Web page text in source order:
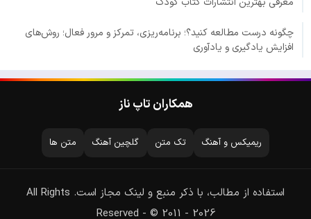
چگونه درست مطالعه کنید؟؛ برنامه‌ریزی، تمرکز و مرور فعال؛ روش‌های
افزایش یادگیری و یادآوری
همکاران تاپ ناز
ریمیکس و آهنگ تک متن گلچین آهنگ متن ها
استفاده از مطالب، با ذکر منبع و لینک مجاز است. All Rights
Reserved - © 2011 - 2026